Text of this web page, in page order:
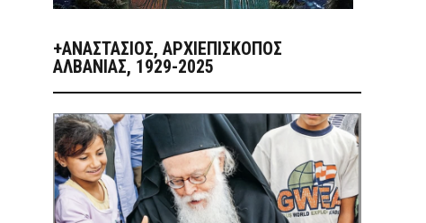
+ΑΝΑΣΤΆΣΙΟΣ, ΑΡΧΙΕΠΊΣΚΟΠΟΣ
ΑΛΒΑΝΊΑΣ, 1929-2025